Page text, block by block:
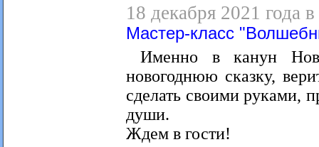
18 декабря 2021 года
Мастер-класс
Именно в канун
новогоднюю сказку,
сделать своими руками,
души.
Ждем в гости!